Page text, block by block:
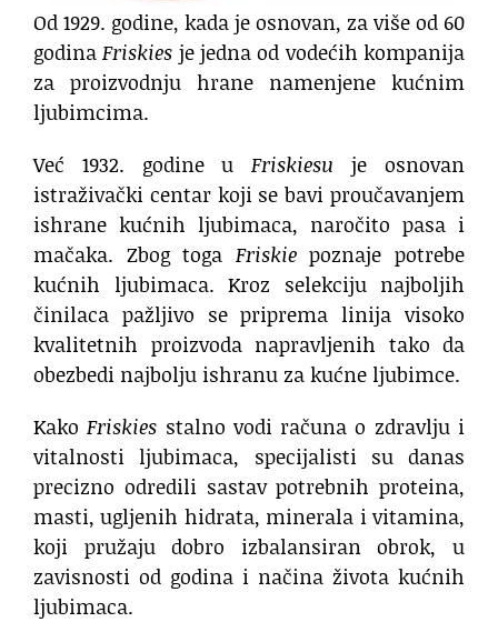
Od 1929. godine, kada je osnovan, za više od 60
godinaFriskies je jedna od vodećih kompanija
za proizvodnju hrane namenjene kućnim
ljubimcima.
Već 1932. godine uFriskiesu je osnovan
istraživački centar koji se bavi proučavanjem
ishrane kućnih ljubimaca, naročito pasa i
mačaka. Zbog toga Friskiepoznaje potrebe
kućnih ljubimaca. Kroz selekciju najboljih
činilaca pažljivo se priprema linija visoko
kvalitetnih proizvoda napravljenih tako da
obezbedi najbolju ishranu za kućne ljubimce.
KakoFriskies stalno vodi računa o zdravlju i
vitalnosti ljubimaca, specijalisti su danas
precizno odredili sastav potrebnih proteina,
masti, ugljenih hidrata, minerala i vitamina,
koji pružaju dobro izbalansiran obrok, u
zavisnosti od godina i načina života kućnih
ljubimaca.